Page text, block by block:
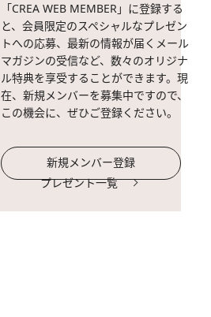
「CREA WEB MEMBER」に登録する
と、会員限定のスペシャルなプレゼン
トへの応募、最新の情報が届くメール
マガジンの受信など、数々のオリジナ
ル特典を享受することができます。現
在、新規メンバーを募集中ですので、
この機会に、ぜひご登録ください。
新規メンバー登録
プレゼント一覧